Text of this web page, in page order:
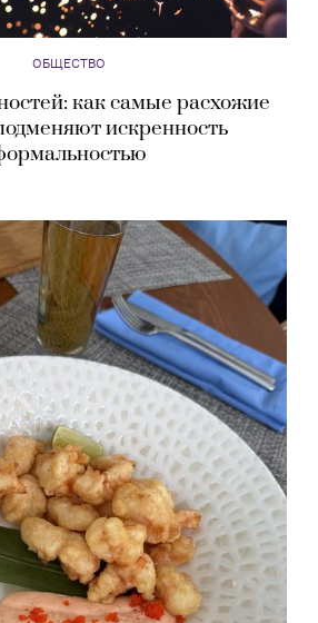
ОБЩЕСТВО
как самые расхожие
искренность